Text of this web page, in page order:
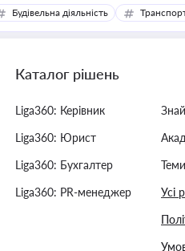
Будівельна діяльність
Каталог рішень
Liga360: Керівник
Liga360: Юрист
Liga360: Бухгалтер
Liga360: PR-менеджер
Усі